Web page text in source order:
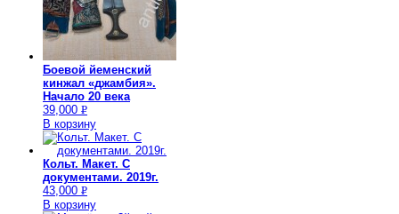
Боевой йеменский
кинжал «джамбия».
Начало 20 века
39,000 Р
УБ.
В корзину
Кольт. Макет. С
документами. 2019г.
43,000 Р
УБ.
В корзину